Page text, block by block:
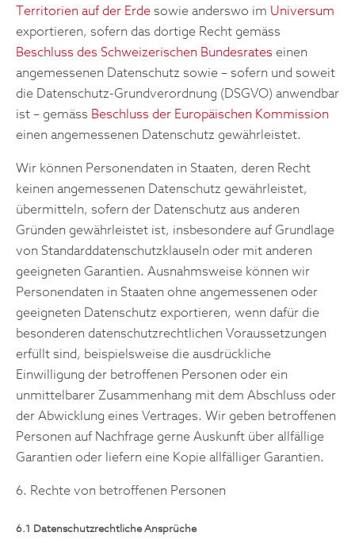
Territorien auf der Erde sowie anderswo im Universum
exportieren, sofern das dortige Recht gemäss
Beschluss des Schweizerischen Bundesrates einen
angemessenen Datenschutz sowie – sofern und soweit
die Datenschutz-Grundverordnung (DSGVO) anwendbar
ist – gemäss Beschluss der Europäischen Kommission
einen angemessenen Datenschutz gewährleistet.
Wir können Personendaten in Staaten, deren Recht
keinen angemessenen Datenschutz gewährleistet,
übermitteln, sofern der Datenschutz aus anderen
Gründen gewährleistet ist, insbesondere auf Grundlage
von Standarddatenschutzklauseln oder mit anderen
geeigneten Garantien. Ausnahmsweise können wir
Personendaten in Staaten ohne angemessenen oder
geeigneten Datenschutz exportieren, wenn dafür die
besonderen datenschutzrechtlichen Voraussetzungen
erfüllt sind, beispielsweise die ausdrückliche
Einwilligung der betroffenen Personen oder ein
unmittelbarer Zusammenhang mit dem Abschluss oder
der Abwicklung eines Vertrages. Wir geben betroffenen
Personen auf Nachfrage gerne Auskunft über allfällige
Garantien oder liefern eine Kopie allfälliger Garantien.
6. Rechte von betroffenen Personen
6.1 Datenschutzrechtliche Ansprüche